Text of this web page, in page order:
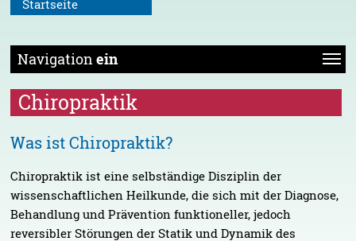
Startseite
Navigationein
Chiropraktik
Was ist Chiropraktik?
Chiropraktik ist eine selbständige Disziplin der
wissenschaftlichen Heilkunde, die sich mit der Diagnose,
Behandlung und Prävention funktioneller, jedoch
reversibler Störungen der Statik und Dynamik des